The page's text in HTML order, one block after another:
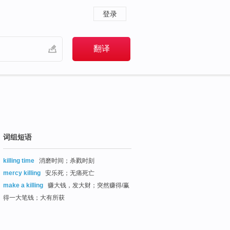
登录
词组短语
killing time
消磨时间；杀戮时刻
mercy killing
安乐死；无痛死亡
make a killing
赚大钱，发大财；突然赚得/赢
得一大笔钱；大有所获